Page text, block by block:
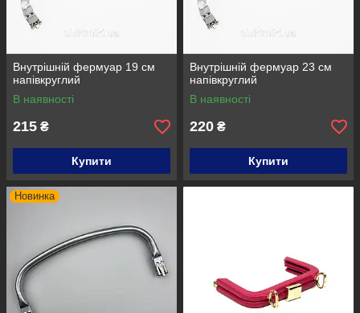
Внутрішній фермуар 19 см
напівкруглий
В наявності
215 ₴
Купити
Внутрішній фермуар 23 см
напівкруглий
В наявності
220 ₴
Купити
Новинка